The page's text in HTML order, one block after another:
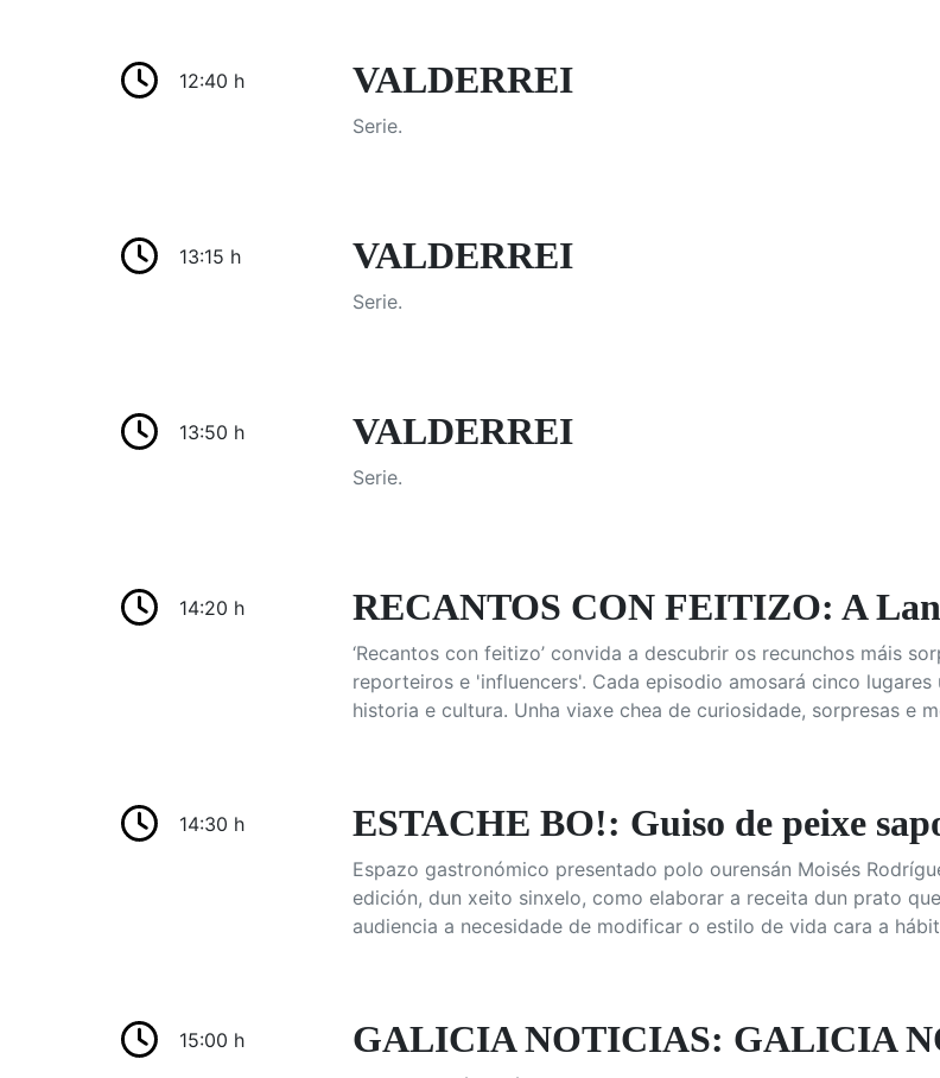
12:40 h VALDERREI
Serie.
13:15 h VALDERREI
Serie.
13:50 h VALDERREI
Serie.
14:20 h RECANTOS CON FEITIZO: A
‘Recantos con feitizo’ convida a descubrir os recunchos máis
reporteiros e 'influencers'. Cada episodio amosará cinco
historia e cultura. Unha viaxe chea de curiosidade, sorpresas e
14:30 h ESTACHE BO!: Guiso de peixe
Espazo gastronómico presentado polo ourensán Moisés
edición, dun xeito sinxelo, como elaborar a receita dun prato
audiencia a necesidade de modificar o estilo de vida cara a
15:00 h GALICIA NOTICIAS: GALICIA